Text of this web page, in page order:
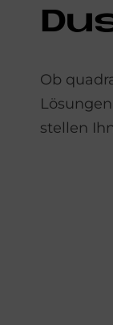
Ob
stellen